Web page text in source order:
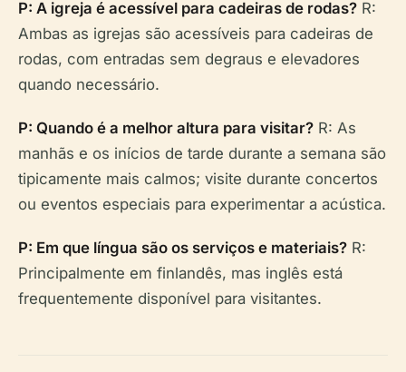
P: A igreja é acessível para cadeiras de rodas? R:
Ambas as igrejas são acessíveis para cadeiras de
rodas, com entradas sem degraus e elevadores
quando necessário.
P: Quando é a melhor altura para visitar? R: As
manhãs e os inícios de tarde durante a semana são
tipicamente mais calmos; visite durante concertos
ou eventos especiais para experimentar a acústica.
P: Em que língua são os serviços e materiais? R:
Principalmente em finlandês, mas inglês está
frequentemente disponível para visitantes.